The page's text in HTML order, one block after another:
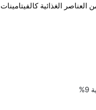
العناصر الغذائية